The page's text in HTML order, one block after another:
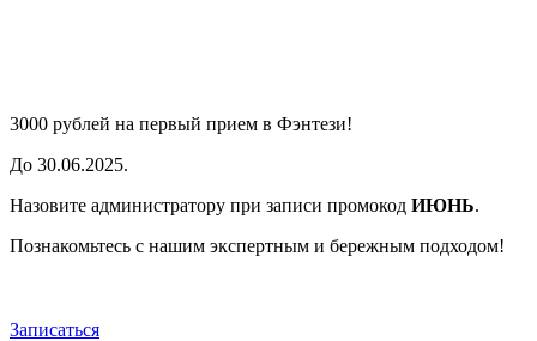
3000 рублей на первый прием в Фэнтези!
До 30.06.2025.
Назовите администратору при записи промокод ИЮНЬ.
Познакомьтесь с нашим экспертным и бережным подходом!
Записаться